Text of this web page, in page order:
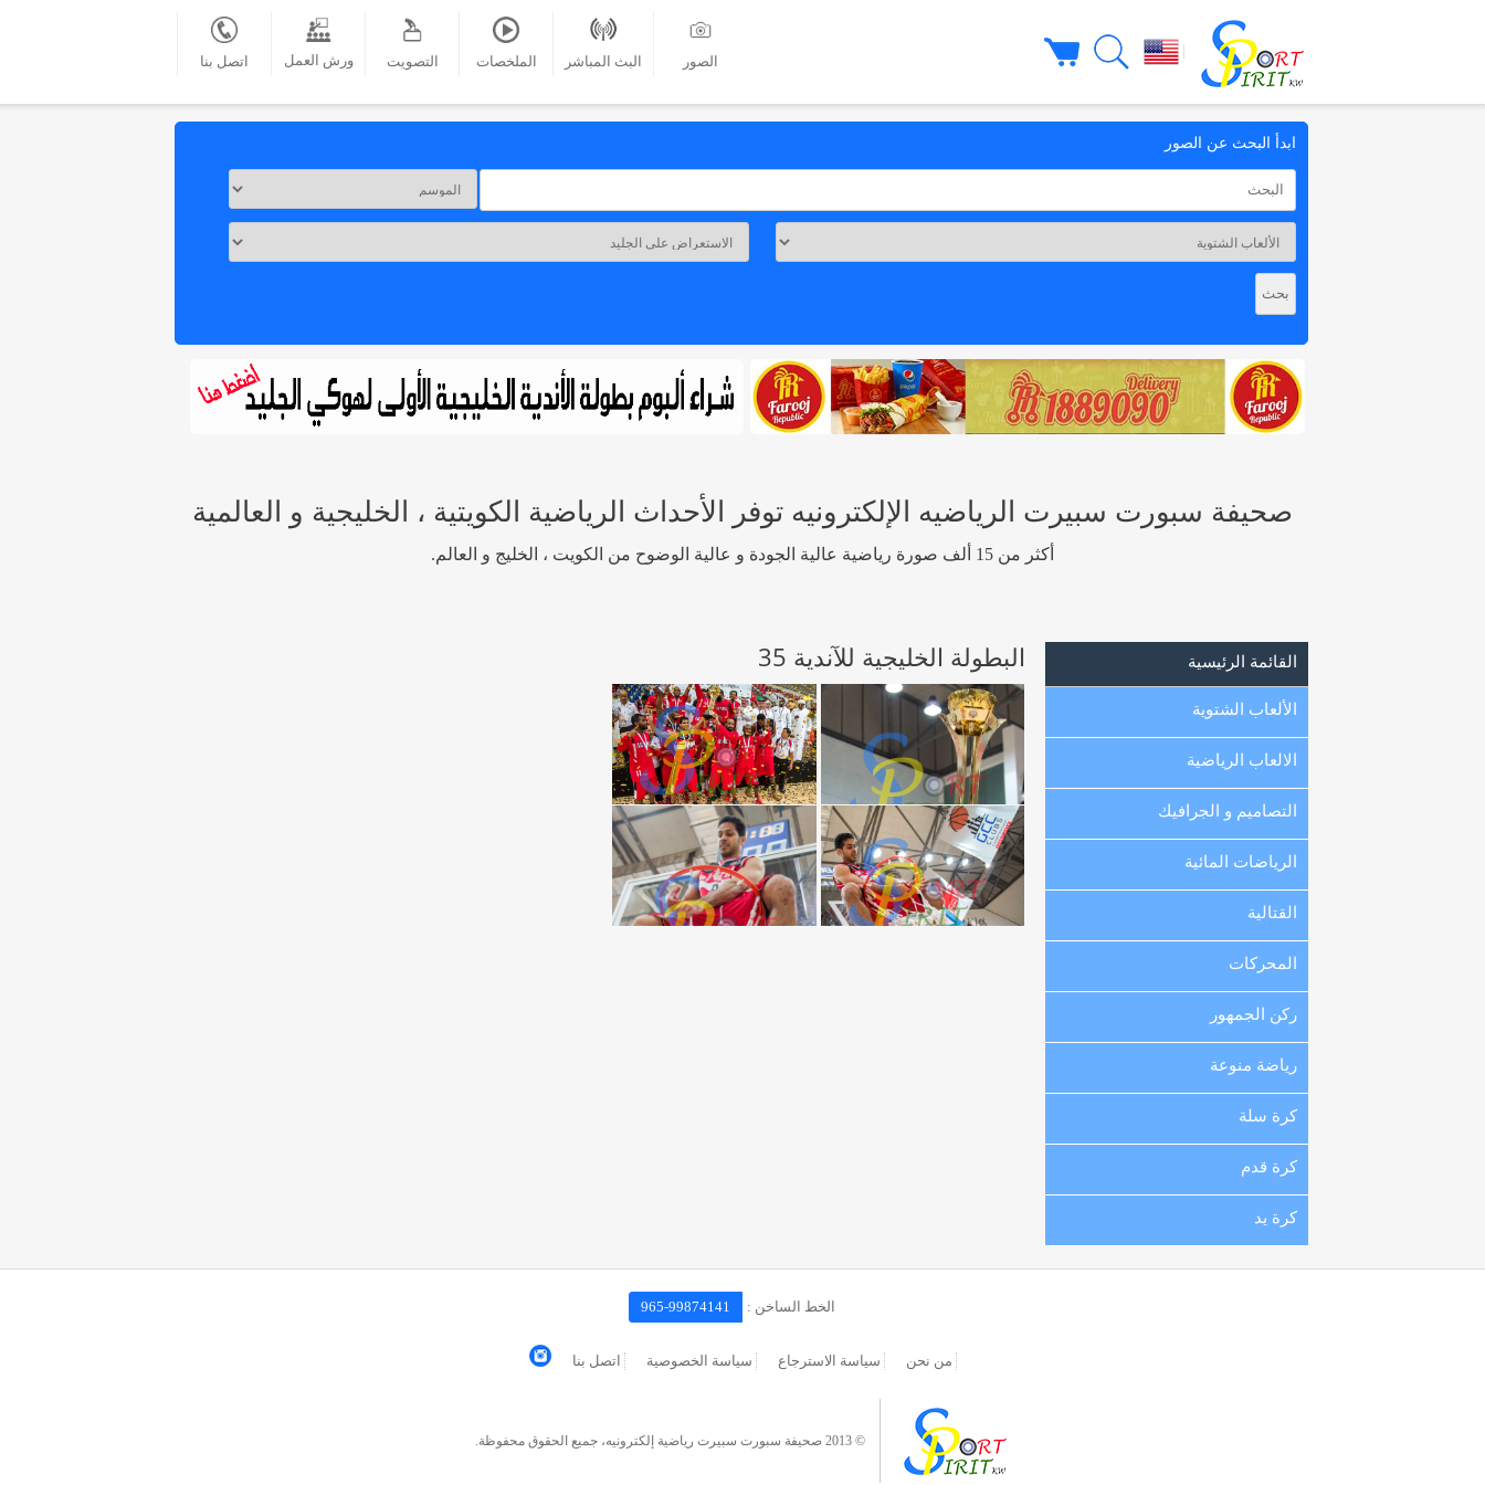
|
الصور البث المباشر الملخصات التصويت ورش العمل اتصل بنا
ابدأ البحث عن الصور
صحيفة سبورت سبيرت الرياضيه الإلكترونيه توفر الأحداث الرياضية الكويتية ، الخليجية و العالمية
أكثر من 15 ألف صورة رياضية عالية الجودة و عالية الوضوح من الكويت ، الخليج و العالم.
القائمة الرئيسية
الألعاب الشتوية
الالعاب الرياضية
التصاميم و الجرافيك
الرياضات المائية
القتالية
المحركات
ركن الجمهور
رياضة منوعة
كرة سلة
كرة قدم
كرة يد
البطولة الخليجية للآندية 35
الخط الساخن : 965-99874141
من نحن سياسة الاسترجاع سياسة الخصوصية اتصل بنا
© 2013 صحيفة سبورت سبيرت رياضية إلكترونيه، جميع الحقوق محفوظة.